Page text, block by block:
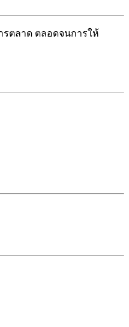
รตลาด ตลอดจนการให้